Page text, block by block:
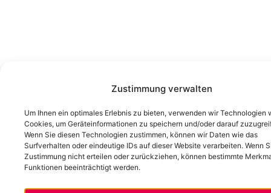
Zustimmung verwalten
Um Ihnen ein optimales Erlebnis zu bieten, verwenden wir Technologien
Cookies, um Geräteinformationen zu speichern und/oder darauf
Wenn Sie diesen Technologien zustimmen, können wir Daten wie das
Surfverhalten oder eindeutige IDs auf dieser Website verarbeiten. Wenn
Zustimmung nicht erteilen oder zurückziehen, können bestimmte
Funktionen beeinträchtigt werden.